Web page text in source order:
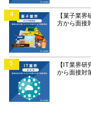
4
【菓子業
方から面接
5
【IT業界
から面接対